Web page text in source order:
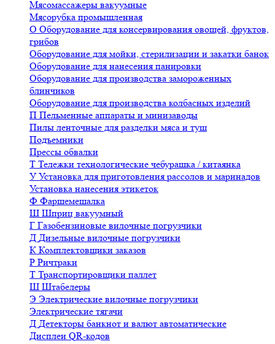
Мясомассажеры вакуумные
Мясорубка промышленная
О Оборудование для консервирования овощей, фруктов,
грибов
Оборудование для мойки, стерилизации и закатки банок
Оборудование для нанесения панировки
Оборудование для производства замороженных
блинчиков
Оборудование для производства колбасных изделий
П Пельменные аппараты и минизаводы
Пилы ленточные для разделки мяса и туш
Подъемники
Прессы обвалки
Т Тележки технологические чебурашка / китаянка
У Установка для приготовления рассолов и маринадов
Установка нанесения этикеток
Ф Фаршемешалка
Ш Шприц вакуумный
Г Газобензиновые вилочные погрузчики
Д Дизельные вилочные погрузчики
К Комплектовщики заказов
Р Ричтраки
Т Транспортировщики паллет
Ш Штабелеры
Э Электрические вилочные погрузчики
Электрические тягачи
Д Детекторы банкнот и валют автоматические
Дисплеи QR-кодов